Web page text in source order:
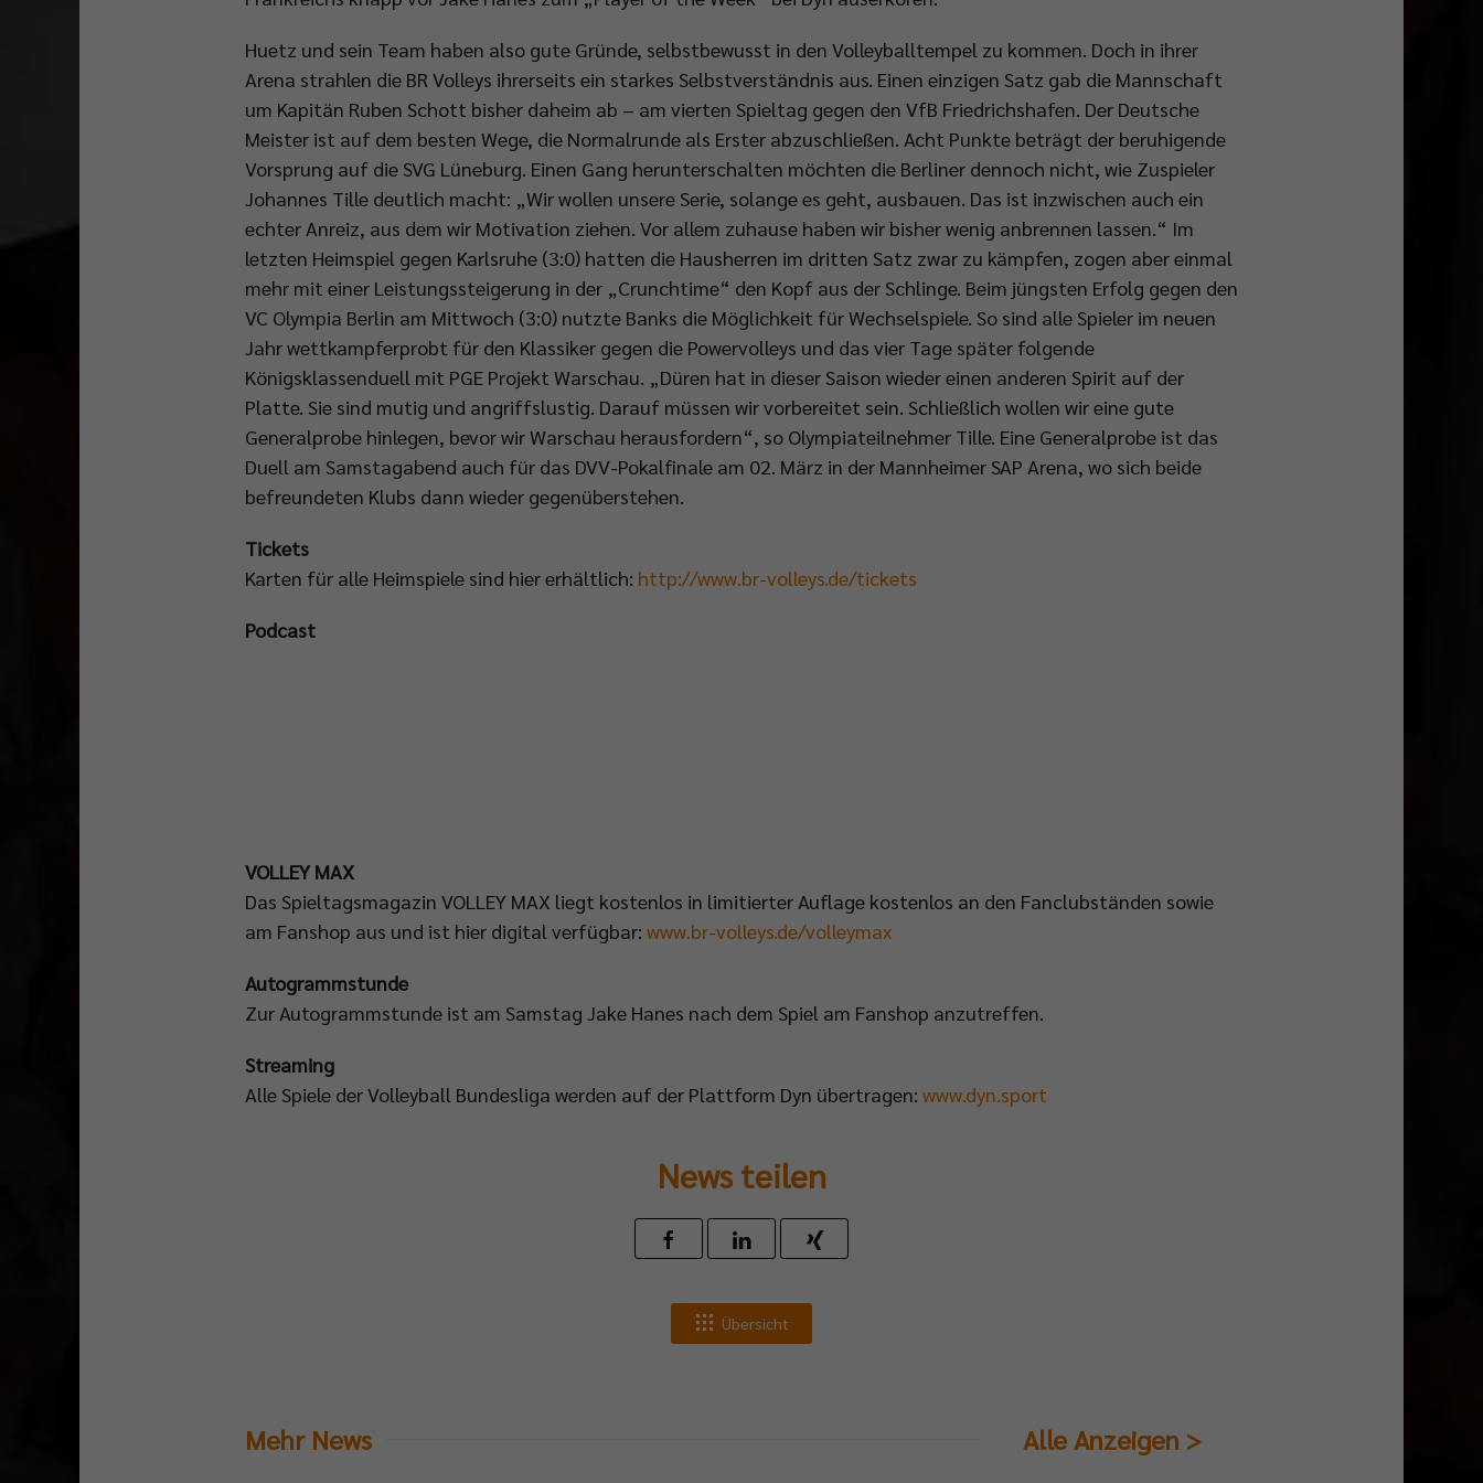
Huetz und sein Team haben also gute Gründe, selbstbewusst in den Volleyballtempel zu kommen. Doch in ihrer
Arena strahlen die BR Volleys ihrerseits ein starkes Selbstverständnis aus. Einen einzigen Satz gab die Mannschaft
um Kapitän Ruben Schott bisher daheim ab – am vierten Spieltag gegen den VfB Friedrichshafen. Der Deutsche
Meister ist auf dem besten Wege, die Normalrunde als Erster abzuschließen. Acht Punkte beträgt der beruhigende
Vorsprung auf die SVG Lüneburg. Einen Gang herunterschalten möchten die Berliner dennoch nicht, wie Zuspieler
Johannes Tille deutlich macht: „Wir wollen unsere Serie, solange es geht, ausbauen. Das ist inzwischen auch ein
echter Anreiz, aus dem wir Motivation ziehen. Vor allem zuhause haben wir bisher wenig anbrennen lassen.“ Im
letzten Heimspiel gegen Karlsruhe (3:0) hatten die Hausherren im dritten Satz zwar zu kämpfen, zogen aber einmal
mehr mit einer Leistungssteigerung in der „Crunchtime“ den Kopf aus der Schlinge. Beim jüngsten Erfolg gegen den
VC Olympia Berlin am Mittwoch (3:0) nutzte Banks die Möglichkeit für Wechselspiele. So sind alle Spieler im neuen
Jahr wettkampferprobt für den Klassiker gegen die Powervolleys und das vier Tage später folgende
Königsklassenduell mit PGE Projekt Warschau. „Düren hat in dieser Saison wieder einen anderen Spirit auf der
Platte. Sie sind mutig und angriffslustig. Darauf müssen wir vorbereitet sein. Schließlich wollen wir eine gute
Generalprobe hinlegen, bevor wir Warschau herausfordern“, so Olympiateilnehmer Tille. Eine Generalprobe ist das
Duell am Samstagabend auch für das DVV-Pokalfinale am 02. März in der Mannheimer SAP Arena, wo sich beide
befreundeten Klubs dann wieder gegenüberstehen.
Tickets
Karten für alle Heimspiele sind hier erhältlich: http://www.br-volleys.de/tickets
Podcast
VOLLEY MAX
Das Spieltagsmagazin VOLLEY MAX liegt kostenlos in limitierter Auflage kostenlos an den Fanclubständen sowie
am Fanshop aus und ist hier digital verfügbar: www.br-volleys.de/volleymax
Autogrammstunde
Zur Autogrammstunde ist am Samstag Jake Hanes nach dem Spiel am Fanshop anzutreffen.
Streaming
Alle Spiele der Volleyball Bundesliga werden auf der Plattform Dyn übertragen: www.dyn.sport
News teilen
Übersicht
Mehr News Alle Anzeigen >